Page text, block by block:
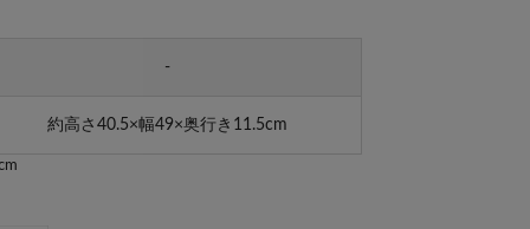
-
約高さ40.5×幅49×奥行き11.5cm